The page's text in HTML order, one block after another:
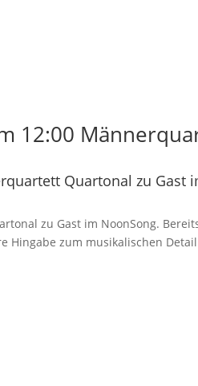
12:00
Quartonal zu Gast
zu Gast im NoonSong.
zum musikalischen